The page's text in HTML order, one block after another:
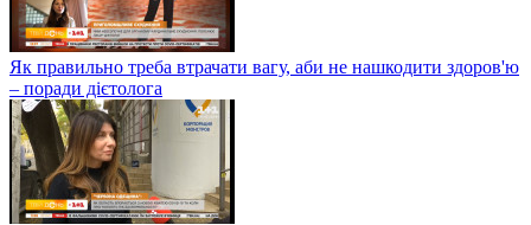
Як правильно треба втрачати вагу, аби не нашкодити здоров'ю
– поради дієтолога